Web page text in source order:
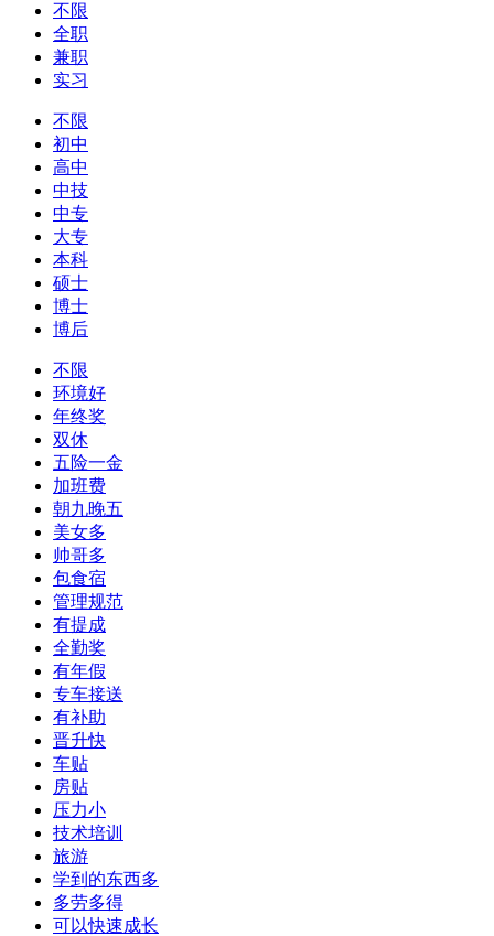
不限
全职
兼职
实习
不限
初中
高中
中技
中专
大专
本科
硕士
博士
博后
不限
环境好
年终奖
双休
五险一金
加班费
朝九晚五
美女多
帅哥多
包食宿
管理规范
有提成
全勤奖
有年假
专车接送
有补助
晋升快
车贴
房贴
压力小
技术培训
旅游
学到的东西多
多劳多得
可以快速成长